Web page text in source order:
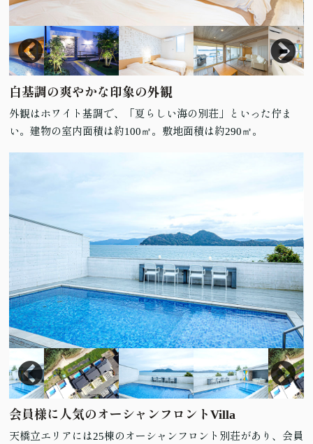
白基調の爽やかな印象の外観
外観はホワイト基調で、「夏らしい海の別荘」といった佇ま
い。建物の室内面積は約100㎡。敷地面積は約290㎡。
会員様に人気のオーシャンフロントVilla
天橋立エリアには25棟のオーシャンフロント別荘があり、会員